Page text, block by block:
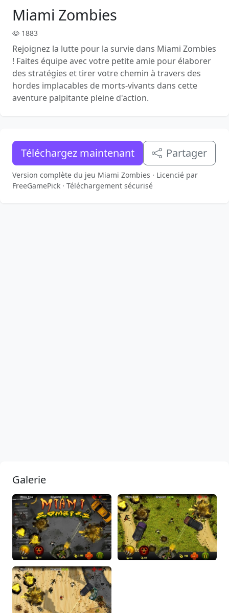
Miami Zombies
1883
Rejoignez la lutte pour la survie dans Miami Zombies
! Faites équipe avec votre petite amie pour élaborer
des stratégies et tirer votre chemin à travers des
hordes implacables de morts-vivants dans cette
aventure palpitante pleine d'action.
Téléchargez maintenant Partager
Version complète du jeu Miami Zombies · Licencié par
FreeGamePick · Téléchargement sécurisé
Galerie